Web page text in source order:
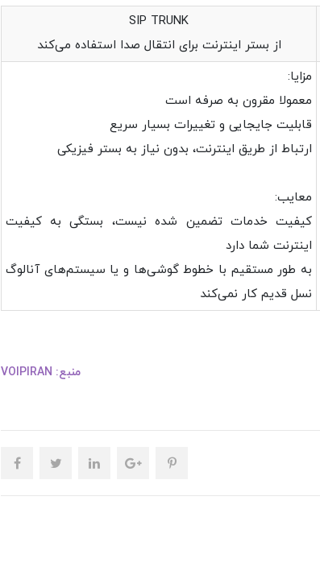
SIP TRUNK
از بستر اینترنت برای انتقال صدا استفاده می‌کند
مزایا:
معمولا مقرون به صرفه است
قابلیت جایجایی و تغییرات بسیار سریع
ارتباط از طریق اینترنت، بدون نیاز به بستر فیزیکی
معایب:
کیفیت خدمات تضمین شده نیست، بستگی به کیفیت
اینترنت شما دارد
به طور مستقیم با خطوط گوشی‌ها و یا سیستم‌های آنالوگ
نسل قدیم کار نمی‌کند
منبع: VOIPIRAN